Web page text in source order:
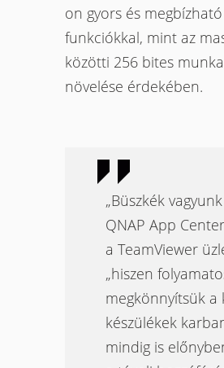
on gyors és
funkciókkal, mint az
közötti 256 bites
növelése érdekében.
„Büszkék
QNAP App
a TeamViewer
„hiszen
megkönnyítsük a
készülékek
mindig is